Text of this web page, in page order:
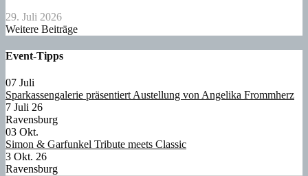
29. Juli 2026
Weitere Beiträge
Event-Tipps
07 Juli
Sparkassengalerie präsentiert Austellung von Angelika Frommherz
7 Juli 26
Ravensburg
03 Okt.
Simon & Garfunkel Tribute meets Classic
3 Okt. 26
Ravensburg